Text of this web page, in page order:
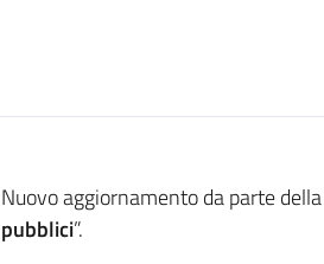
Introduzione
Nuovo aggiornamento da parte
pubblici”.